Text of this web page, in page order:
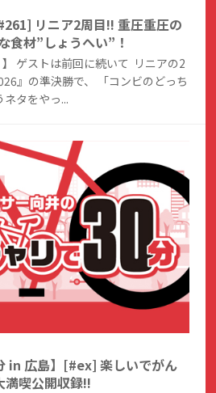
リニア2周目!! 重圧重圧の
食材”しょうへい”！
】 ゲストは前回に続いて リニアの2
』の準決勝で、 「コンビのどっち
タをやっ...
in 広島】[#ex] 楽しいでがん
満喫公開収録!!